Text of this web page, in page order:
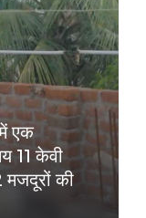
एक
11 केवी
की